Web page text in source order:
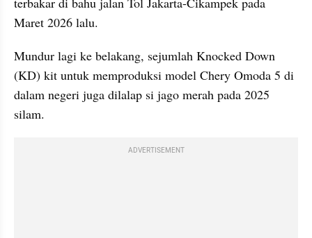
Maret 2026 lalu.
Mundur lagi ke belakang, sejumlah Knocked Down
(KD) kit untuk memproduksi model Chery Omoda 5 di
dalam negeri juga dilalap si jago merah pada 2025
silam.
ADVERTISEMENT